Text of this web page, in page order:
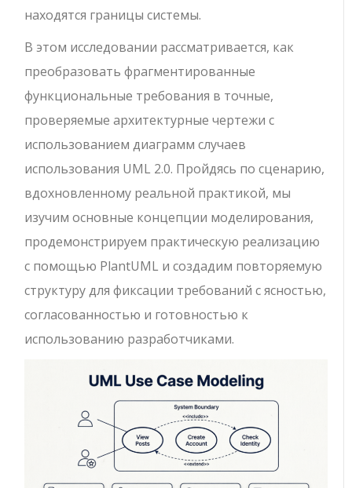
находятся границы системы.
В этом исследовании рассматривается, как
преобразовать фрагментированные
функциональные требования в точные,
проверяемые архитектурные чертежи с
использованием диаграмм случаев
использования UML 2.0. Пройдясь по сценарию,
вдохновленному реальной практикой, мы
изучим основные концепции моделирования,
продемонстрируем практическую реализацию
с помощью PlantUML и создадим повторяемую
структуру для фиксации требований с ясностью,
согласованностью и готовностью к
использованию разработчиками.